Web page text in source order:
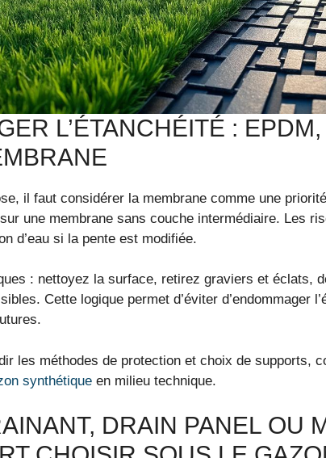
L’ÉTANCHÉITÉ :
il faut considérer la membrane comme une
une membrane sans couche intermédiaire. Les
d’eau si la pente est modifiée.
: nettoyez la surface, retirez graviers et éclats,
Cette logique permet d’éviter d’endommager
les méthodes de protection et choix de supports,
synthétique en milieu technique.
DRAIN PANEL OU